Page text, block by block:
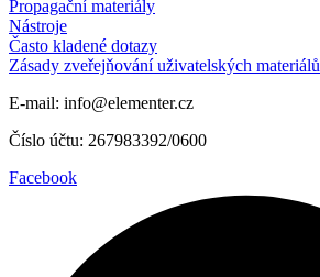
Propagační materiály
Nástroje
Často kladené dotazy
Zásady zveřejňování uživatelských materiálů
E-mail: info@elementer.cz
Číslo účtu: 267983392/0600
Facebook